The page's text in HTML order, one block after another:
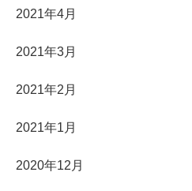
2021年4月
2021年3月
2021年2月
2021年1月
2020年12月